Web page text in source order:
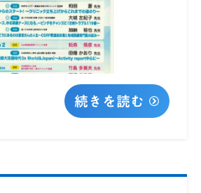
続きを読む